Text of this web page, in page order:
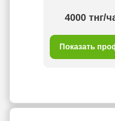
4000 тнг/
Показать